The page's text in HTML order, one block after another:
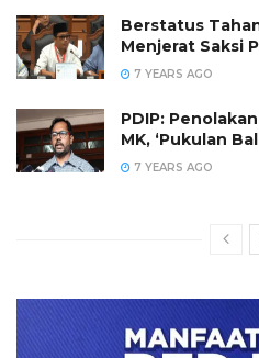
Berstatus
Menjerat Saksi
7 YEARS AGO
PDIP:
MK, ‘Pukulan
7 YEARS AGO